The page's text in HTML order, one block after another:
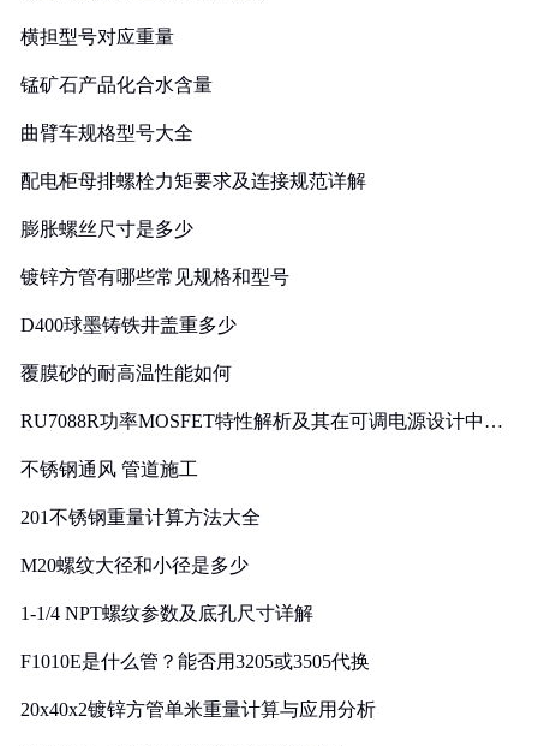
横担型号对应重量
锰矿石产品化合水含量
曲臂车规格型号大全
配电柜母排螺栓力矩要求及连接规范详解
膨胀螺丝尺寸是多少
镀锌方管有哪些常见规格和型号
D400球墨铸铁井盖重多少
覆膜砂的耐高温性能如何
RU7088R功率MOSFET特性解析及其在可调电源设计中的
不锈钢通风 管道施工
201不锈钢重量计算方法大全
M20螺纹大径和小径是多少
1-1/4 NPT螺纹参数及底孔尺寸详解
F1010E是什么管？能否用3205或3505代换
20x40x2镀锌方管单米重量计算与应用分析